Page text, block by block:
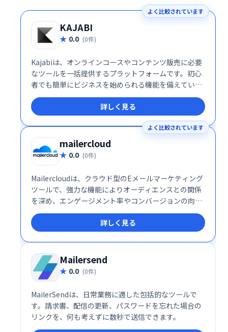
よく比較されています
KAJABI
0.0 (0件)
Kajabiは、オンラインコースやコンテンツ販売に必要
なツールを一括提供するプラットフォームです。初心
者でも簡単にビジネスを始められる機能を備えていま
す。
詳しく見る
よく比較されています
mailercloud
0.0 (0件)
Mailercloudは、クラウド型のEメールマーケティング
ツールで、強力な機能によりオーディエンスとの関係
を深め、エンゲージメント率やコンバージョンの向上
を支援します。直感的なインターフェースと柔軟な機
能で、マーケティングキャンペーンを効果的に展開し
たい企業に最適です。
詳しく見る
Mailersend
0.0 (0件)
MailerSendは、日常業務に適した包括的なツールで
す。請求書、配信の更新、パスワードを忘れた場合の
リンクを、何も考えずに数秒で送信できます。